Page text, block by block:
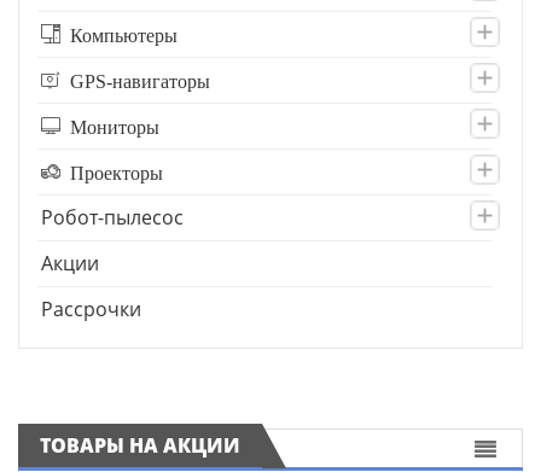
Компьютеры
GPS-навигаторы
Мониторы
Проекторы
Робот-пылесос
Акции
Рассрочки
ТОВАРЫ НА АКЦИИ